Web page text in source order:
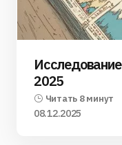
2025
Читать 8 минут
08.12.2025